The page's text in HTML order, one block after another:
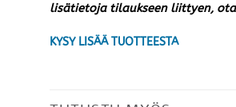
lisätietoja tilaukseen liittyen,
KYSY LISÄÄ TUOTTEESTA